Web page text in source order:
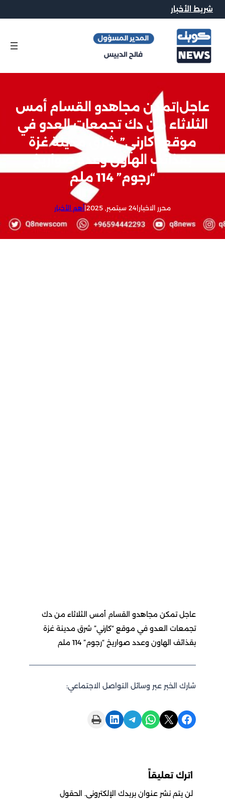
شريط الأخبار
عاجل|تمكن مجاهدو القسام أمس
الثلاثاء من دك تجمعات العدو في
موقع “كارني” شرق مدينة غزة
بقذائف الهاون وعدد صواريخ
“رجوم” 114 ملم
محرر الاخبار|24 سبتمبر, 2025 |أهم الأخبار
عاجل تمكن مجاهدو القسام أمس الثلاثاء من دك
تجمعات العدو في موقع “كارني” شرق مدينة غزة
بقذائف الهاون وعدد صواريخ “رجوم” 114 ملم
شارك الخبر عبر وسائل التواصل الاجتماعي:
Share on Facebook
Share on X
Share on WhatsApp
Share on Telegram
Share on LinkedIn
Print this Page
اترك تعليقاً
لن يتم نشر عنوان بريدك الإلكتروني. الحقول